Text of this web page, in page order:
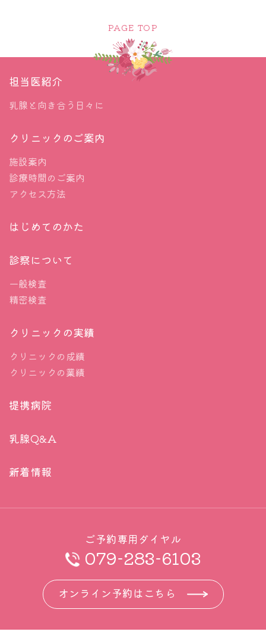
ただ乳房切除術は、高リスクの局所進行乳がんの若
い女性の生存率を改善しなかったことが近年明らか
になりました。2010年から2022年にかけて、45歳
以下の女性の60%が乳房切除術を受けましたが、全
比0.74、95%信頼区間0.40～1.38）。手術時に40
歳未満の女性も、乳房切除術による生存率の向上は
見られませんでした。むしろ、腫瘍の生物学的特性
と全身療法への反応、つまり術前に施行された抗が
が生存率を左右する唯一の重要な要因でした。
カリフォルニア州アーバインにあるシティ・オブ・
ホープ・オレンジカウンティのジェニファー・ツェ
ン医師は、米国乳腺外科医協会のシアトルでの会議
を患う若い女性における乳房切除の必要性に関する
従来の考え方に疑問を投げかけるものだと
した。
「手術でどれだけの範囲を切除するかは、患者の生
響を与えませんでした」とツェン氏は記者会見で述
べた。「組織学的グレードと、全身療法後であって
応は大きな違いをもたらしますが、温存するか、全
摘するかを含めた乳房の手術範囲の選択は違いをも
たらすことはないのです。」
ミネソタ州ロチェスターにあるメイヨー・クリニッ
クのティナ・ハイケン医師（記者会見の司会者）
般的な標準治療として確立されていません。だから
経過観察は保険診療として認められないのです。
たとえば経過観察を選んだとしても、その経過観察
をたとえばマンモグラフィだけですればいいの
か？ MRIを併用するのか？ 超音波検査で行うの
っていません。だからもしMRIで経過観察してもら
おう、と患者さんが決めたとしてもそれは保険適応
にすらなりません。医師がMRIでの経過観察を選ん
だとしても基本それは同様です。
１ DCISと診断はされました。しかし
５％は含まれていると思われる”偽
だれがとるのか？
２ シェリー・ファン先生が真のDCISは
確に示した、とはいえ、それは確定はして
あっても、あるいはその後の一生であって
グ”を行っていくのか？（近くにファン先
この二つの答えはまだ出ていません。研究
結果が出たとしても、それを実践するには
解決しなければいけない課題があります。
たとえこの１,２が解決できたとしても、わ
が国においては、積極的モニタリングを選
択したときに、そのための保険診療報酬ま
PAGE TOP
担当医紹介
乳腺と向き合う日々に
クリニックのご案内
施設案内
診療時間のご案内
アクセス方法
はじめてのかた
診察について
一般検査
精密検査
クリニックの実績
クリニックの成績
クリニックの業績
提携病院
乳腺Q&A
新着情報
ご予約専用ダイヤル
079-283-6103
オンライン予約はこちら